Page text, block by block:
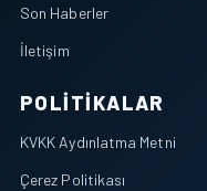
Son Haberler
İletişim
POLITIKALAR
KVKK Aydınlatma Metni
Çerez Politikası